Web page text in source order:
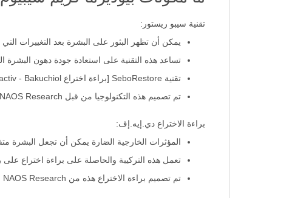
تقنية سيبو ريستور:
يمكن أن تظهر البثور على البشرة بعد التغييرات
تساعد هذه التقنية على استعادة جودة دهون البشرة
تقنية SeboRestore [براءة اختراع Fluidactiv - Bakuchiol].
تم تصميم هذه التكنولوجيا من قبل NAOS Research في إيكس أون بروفانس وتم تطويرها في مختبراتنا.
براءة الاختراع دي.إيه.إف:
المؤثرات الخارجية الضارة يمكن أن تجعل
تعمل هذه التركيبة والحاصلة على براءة اختراع
تم تصميم براءة الاختراع هذه من NAOS Research في إيكس أون بروفانس وتم تطويرها في مختبراتنا.